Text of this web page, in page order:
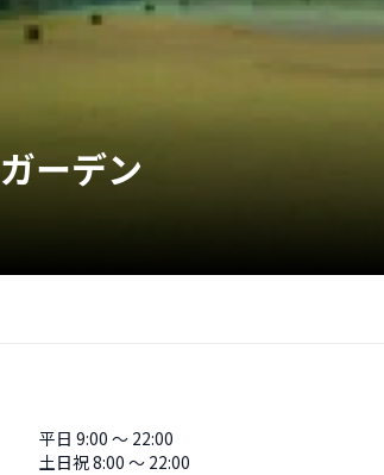
ーデン
平日 9:00 〜 22:00
土日祝8:00 〜 22:00